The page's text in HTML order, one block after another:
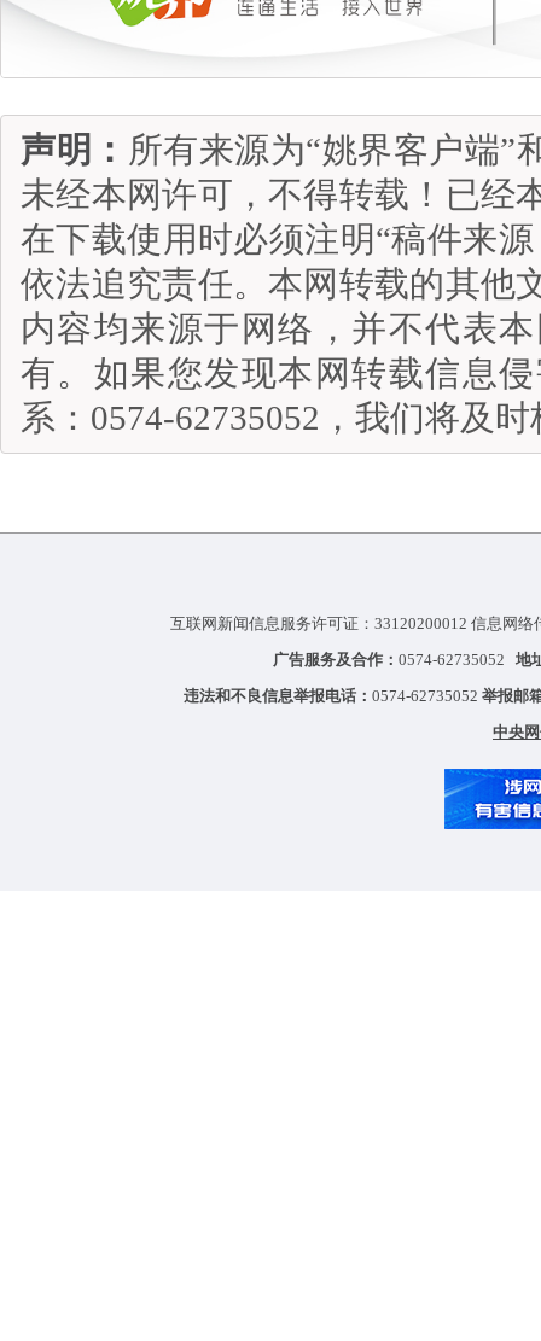
声明： 所有来源为“姚界客户端”
未经本网许可，不得转载！已经
在下载使用时必须注明“稿件来
依法追究责任。本网转载的其他
内容均来源于网络，并不代表
有。如果您发现本网转载信息
系：0574-62735052，我们将及
互联网新闻信息服务许可证：33120200012 信息网
广告服务及合作： 0574-62735052 地
违法和不良信息举报电话： 0574-62735052 举报邮
中央